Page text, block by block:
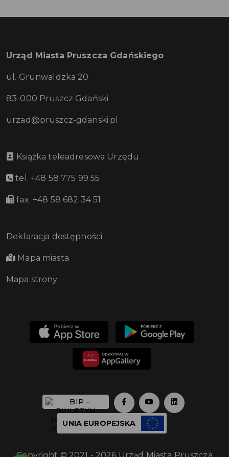
Urząd Miasta Pruszcza Gdańskiego
ul. Grunwaldzka 20
83-000 Pruszcz Gdański
urzad@pruszcz-gdanski.pl
Książka teleadresowa Urzędu
tel. +48 58 775 99 55
fax. +48 58 682 34 51
Deklaracja dostępności
Mapa miasta
Mapa strony
UNIA EUROPEJSKA